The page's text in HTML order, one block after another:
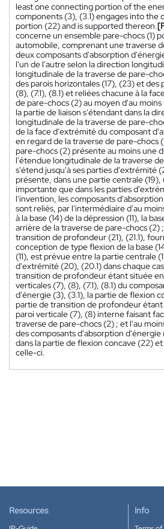
least one connecting portion of the
components (3), (3.1) engages into the
portion (22) and is supported thereon.
concerne un ensemble pare-chocs (1)
automobile, comprenant une traverse
deux composants d'absorption
l'un de l'autre selon la direction
longitudinale de la traverse de pare-
des parois horizontales (17), (23) et des
(8), (7.1), (8.1) et reliées chacune à la
de pare-chocs (2) au moyen d'au
la partie de liaison s'étendant dans la
longitudinale de la traverse de pare-
de la face d'extrémité du composant
en regard de la traverse de pare-chocs
pare-chocs (2) présente au moins une
l'étendue longitudinale de la traverse
s'étend jusqu'à ses parties d'extrémité
présente, dans une partie centrale
importante que dans les parties
l'invention, les composants
sont reliés, par l'intermédiaire d'au
à la base (14) de la dépression (11), la
arrière de la traverse de pare-chocs (2)
transition de profondeur (21), (21.1),
conception de type flexion de la base
(11), est prévue entre la partie centrale
d'extrémité (20), (20.1) dans chaque
transition de profondeur étant située
verticales (7), (8), (7.1), (8.1) du
d'énergie (3), (3.1), la partie de flexion
partie de transition de profondeur étant
paroi verticale (7), (8) interne faisant
traverse de pare-chocs (2) ; et l'au
des composants d'absorption d'énergie
dans la partie de flexion concave (22)
celle-ci.
Resources Info